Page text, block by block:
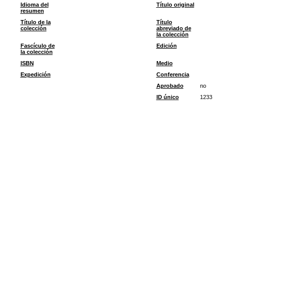
Idioma del
resumen
Título original
Título de la
colección
Título
abreviado de
la colección
Fascículo de
la colección
Edición
ISBN
Medio
Expedición
Conferencia
Aprobado
no
ID único
1233